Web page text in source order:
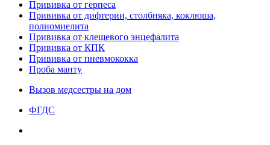
Прививка от герпеса
Прививка от дифтерии, столбняка, коклюша,
полиомиелита
Прививка от клещевого энцефалита
Прививка от КПК
Прививка от пневмококка
Проба манту
Вызов медсестры на дом
ФГДС